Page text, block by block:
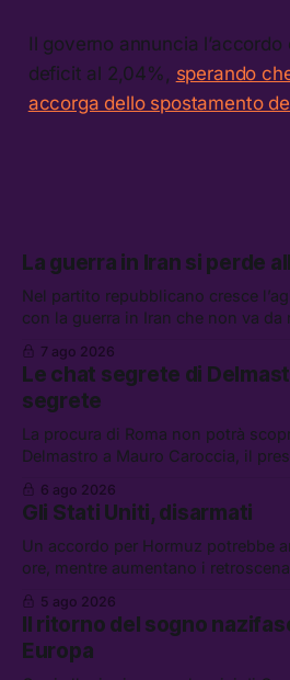
Il governo annuncia l’accordo
deficit al 2,04%, sperando
accorga dello spostamento
La guerra in Iran si perde
Nel partito repubblicano cresce
con la guerra in Iran che non va da
lavoro, Schlein prova a mettere in
che cos’è lo “Spiralismo,” la
7 ago 2026
Le chat segrete di
segrete
La procura di Roma non potrà
Delmastro a Mauro Caroccia, il
attacchi in Libano, il governo
flessibilità in armi e energia, e
abbandonata
6 ago 2026
Gli Stati Uniti, disarmati
Un accordo per Hormuz potrebbe
ore, mentre aumentano i
chi aspetta i dispersi di Ceuta, il
diluiti, e quanti attivisti anti data
5 ago 2026
Il ritorno del sogno
Europa